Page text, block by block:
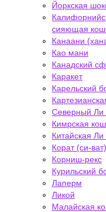
Йоркская
сияющая
Канаани
Као мани
Канадский
Каракет
Карельский
Северный
Кимрская
Китайская Ли
Корат (си-ват)
Корниш-рекс
Курильский
Лаперм
Ликой
Малайская